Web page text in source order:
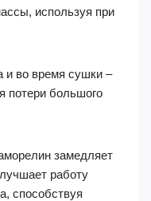
используя при
и во время сушки –
потери большого
замедляет
работу
способствуя